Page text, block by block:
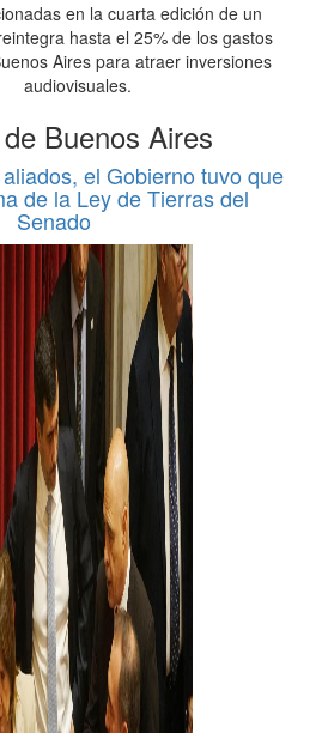
en la cuarta edición de un
hasta el 25% de los gastos
Aires para atraer inversiones
audiovisuales.
Buenos Aires
el Gobierno tuvo que
de la Ley de Tierras del
Senado